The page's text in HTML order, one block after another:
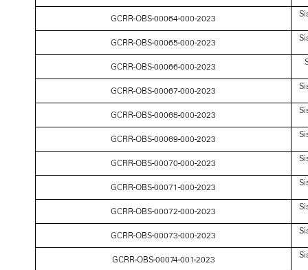
GCRR-OBS-00064-000-2023
GCRR-OBS-00065-000-2023
GCRR-OBS-00066-000-2023
GCRR-OBS-00067-000-2023
GCRR-OBS-00068-000-2023
GCRR-OBS-00069-000-2023
GCRR-OBS-00070-000-2023
GCRR-OBS-00071-000-2023
GCRR-OBS-00072-000-2023
GCRR-OBS-00073-000-2023
GCRR-OBS-00074-001-2023